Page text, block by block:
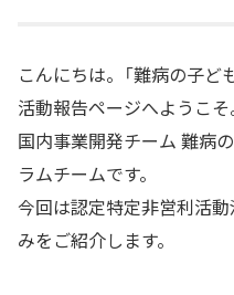
こんにちは。「難病の子ど
活動報告ページへようこそ
国内事業開発チーム 難病
ラムチームです。
今回は認定特定非営利活
みをご紹介します。